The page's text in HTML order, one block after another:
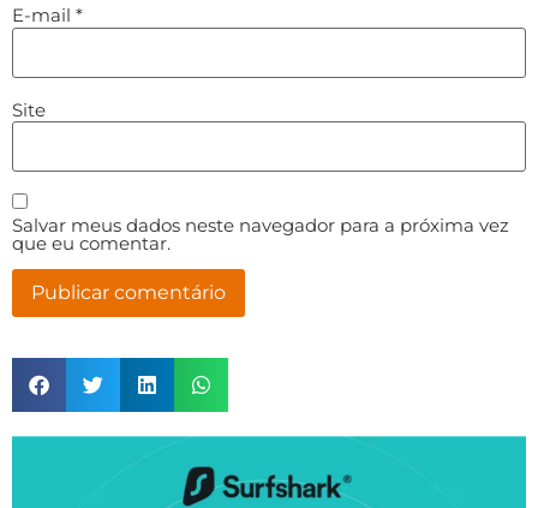
E-mail *
Site
Salvar meus dados neste navegador para a próxima vez
que eu comentar.